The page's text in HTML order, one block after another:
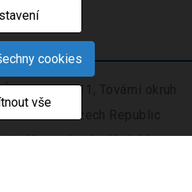
253 51 311, Tovární okruh
Moravicí, Czech Republic
vedeném Krajským
cookies
vše